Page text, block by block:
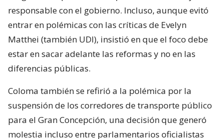
responsable con el gobierno. Incluso, aunque evitó
entrar en polémicas con las críticas de Evelyn
Matthei (también UDI), insistió en que el foco debe
estar en sacar adelante las reformas y no en las
diferencias públicas.
Coloma también se refirió a la polémica por la
suspensión de los corredores de transporte público
para el Gran Concepción, una decisión que generó
molestia incluso entre parlamentarios oficialistas